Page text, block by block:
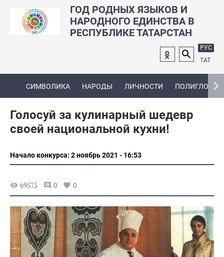
ГОД РОДНЫХ ЯЗЫКОВ И
НАРОДНОГО ЕДИНСТВА В
РЕСПУБЛИКЕ ТАТАРСТАН
РУС
ТАТ
СИМВОЛИКА НАРОДЫ ЛИЧНОСТИ ПОЛИГЛОТ
Голосуй за кулинарный шедевр
своей национальной кухни!
Начало конкурса: 2 ноябрь 2021 - 16:53
69575 0 0